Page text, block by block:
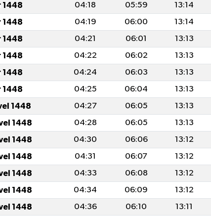
1448 04:18 05:59 13:14
1448 04:19 06:00 13:14
1448 04:21 06:01 13:13
1448 04:22 06:02 13:13
1448 04:24 06:03 13:13
1448 04:25 06:04 13:13
1448 04:27 06:05 13:13
1448 04:28 06:05 13:13
1448 04:30 06:06 13:12
1448 04:31 06:07 13:12
1448 04:33 06:08 13:12
1448 04:34 06:09 13:12
1448 04:36 06:10 13:11